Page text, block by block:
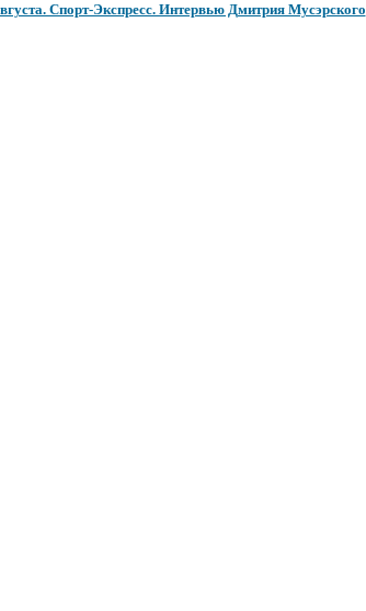
Спорт-Экспресс. Интервью Дмитрия Мусэрского